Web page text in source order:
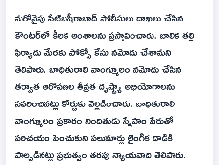
మరోవైపు పేట్‌బషీరాబాద్ పోలీసులు దాఖలు చేసిన
కౌంటర్‌లో కీలక అంశాలను ప్రస్తావించారు. బాలిక తల్లి
ఫిర్యాదు మేరకు పోక్సో కేసు నమోదు చేశామని
తెలిపారు. బాధితురాలి వాంగ్మూలం నమోదు చేసిన
తర్వాత ఆరోపణల తీవ్రత దృష్ట్యా అభియోగాలను
సవరించినట్లు కోర్టుకు వెల్లడించారు. బాధితురాలి
వాంగ్మూలం ప్రకారం నిందితుడు స్నేహం పేరుతో
పరిచయం పెంచుకుని పలుమార్లు లైంగిక దాడికి
పాల్పడినట్లు ప్రభుత్వం తరపు న్యాయవాది తెలిపారు.